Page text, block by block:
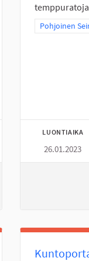
Rajaa
Pohjoinen
LUONTIAIKA
26.01.2023